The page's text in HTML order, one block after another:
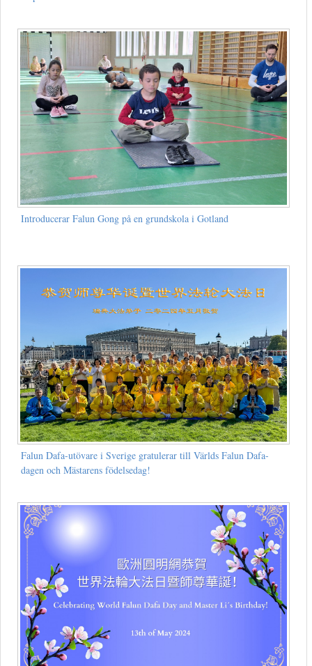
Introducerar Falun Gong på en grundskola i Gotland
Falun Dafa-utövare i Sverige gratulerar till Världs Falun Dafa-
dagen och Mästarens födelsedag!